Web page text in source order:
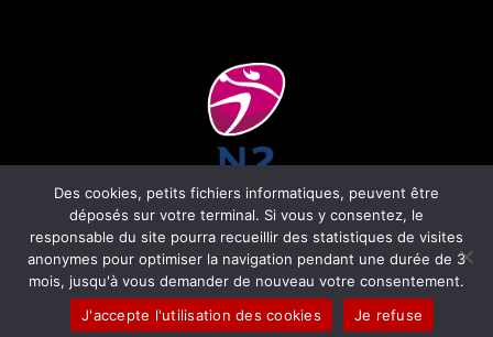
Copyright © 2025 –Agence Connecto
Des cookies, petits fichiers informatiques, peuvent être
déposés sur votre terminal. Si vous y consentez, le
responsable du site pourra recueillir des statistiques de visites
anonymes pour optimiser la navigation pendant une durée de 3
mois, jusqu'à vous demander de nouveau votre consentement.
J'accepte l'utilisation des cookies
Je refuse